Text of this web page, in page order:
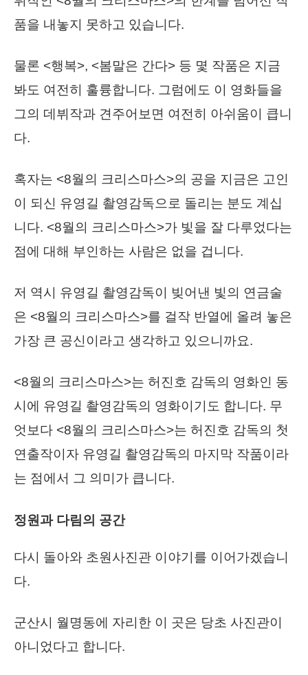
품을 내놓지 못하고 있습니다.
물론 <행복>, <봄말은 간다> 등 몇 작품은 지금
봐도 여전히 훌륭합니다. 그럼에도 이 영화들을
그의 데뷔작과 견주어보면 여전히 아쉬움이 큽니
다.
혹자는 <8월의 크리스마스>의 공을 지금은 고인
이 되신 유영길 촬영감독으로 돌리는 분도 계십
니다. <8월의 크리스마스>가 빛을 잘 다루었다는
점에 대해 부인하는 사람은 없을 겁니다.
저 역시 유영길 촬영감독이 빚어낸 빛의 연금술
은 <8월의 크리스마스>를 걸작 반열에 올려 놓은
가장 큰 공신이라고 생각하고 있으니까요.
<8월의 크리스마스>는 허진호 감독의 영화인 동
시에 유영길 촬영감독의 영화이기도 합니다. 무
엇보다 <8월의 크리스마스>는 허진호 감독의 첫
연출작이자 유영길 촬영감독의 마지막 작품이라
는 점에서 그 의미가 큽니다.
정원과 다림의 공간
다시 돌아와 초원사진관 이야기를 이어가겠습니
다.
군산시 월명동에 자리한 이 곳은 당초 사진관이
아니었다고 합니다.